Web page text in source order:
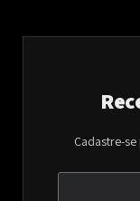
Cadastre-